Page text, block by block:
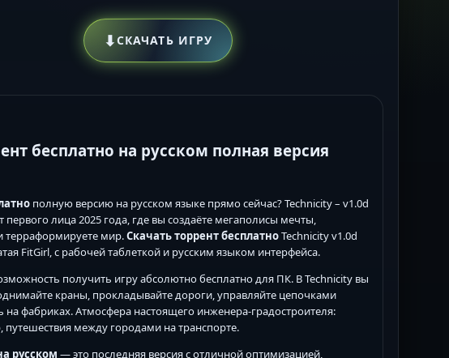
⬇СКАЧАТЬ ИГРУ
бесплатно на русском полная версия
полную версию на русском языке прямо сейчас? Technicity – v1.0d
лица 2025 года, где вы создаёте мегаполисы мечты,
терраформируете мир.Скачать торрент бесплатноTechnicity v1.0d
FitGirl, с рабочей таблеткой и русским языком интерфейса.
получить игру абсолютно бесплатно для ПК. В Technicity вы
краны, прокладывайте дороги, управляйте цепочками
на фабриках. Атмосфера настоящего инженера-градостроителя:
между городами на транспорте.
русском — это последняя версия с отличной оптимизацией,